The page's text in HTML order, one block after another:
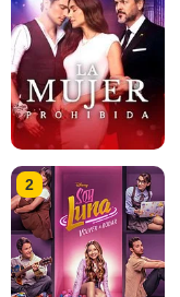
2